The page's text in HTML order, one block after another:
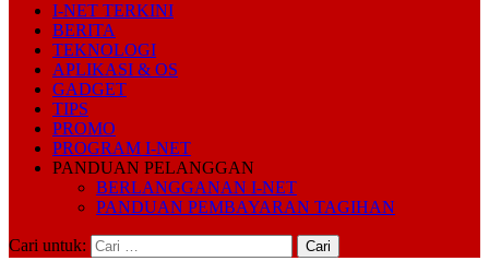
I-NET TERKINI
BERITA
TEKNOLOGI
APLIKASI & OS
GADGET
TIPS
PROMO
PROGRAM I-NET
PANDUAN PELANGGAN
BERLANGGANAN I-NET
PANDUAN PEMBAYARAN TAGIHAN
Cari untuk: